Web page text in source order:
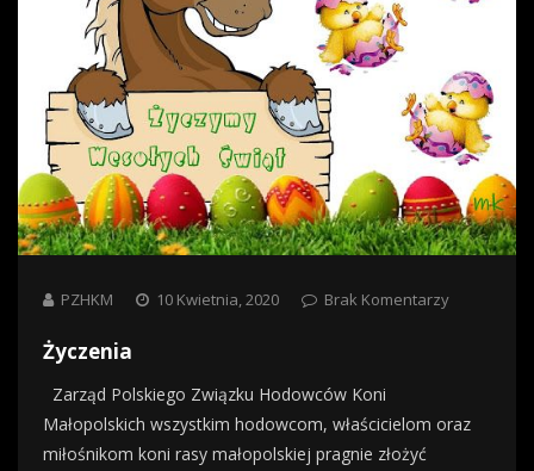
PZHKM 10 Kwietnia, 2020 Brak Komentarzy
Życzenia
Zarząd Polskiego Związku Hodowców Koni
Małopolskich wszystkim hodowcom, właścicielom oraz
miłośnikom koni rasy małopolskiej pragnie złożyć